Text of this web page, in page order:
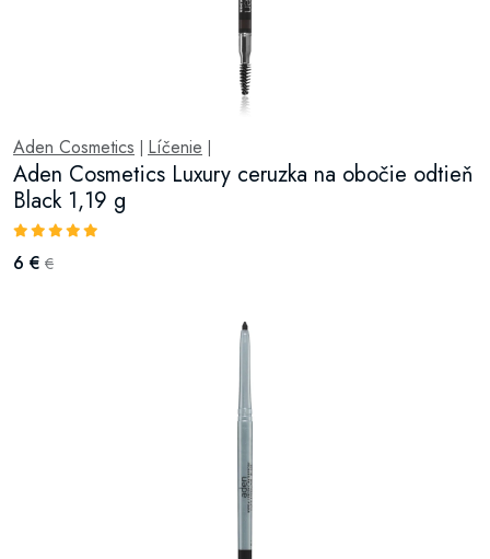
Aden Cosmetics Líčenie
Aden Cosmetics Luxury ceruzka na obočie odtieň
Black 1,19 g
6 € €